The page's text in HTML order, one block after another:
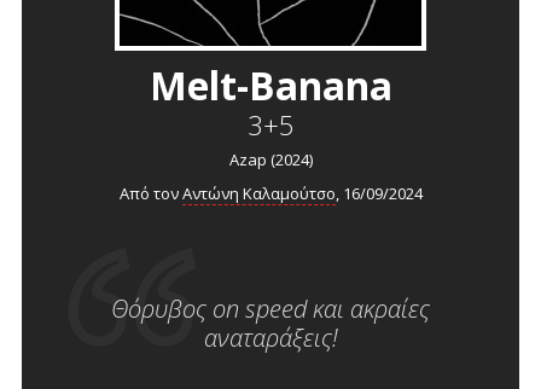
Melt-Banana
3+5
Azap (2024)
Από τονΑντώνη Καλαμούτσο, 16/09/2024
Θόρυβος on speed και ακραίες
αναταράξεις!